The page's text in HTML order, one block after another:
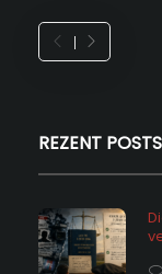
REZENT POSTS